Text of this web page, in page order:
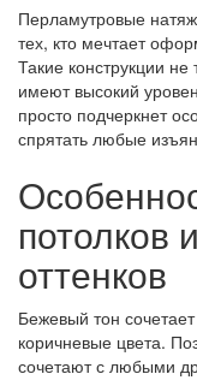
Перламутровые
тех, кто мечтает
Такие конструкции
имеют высокий
просто подчеркнет
спрятать любые
потолков
оттенков
Бежевый тон
коричневые цвета.
сочетают с любыми